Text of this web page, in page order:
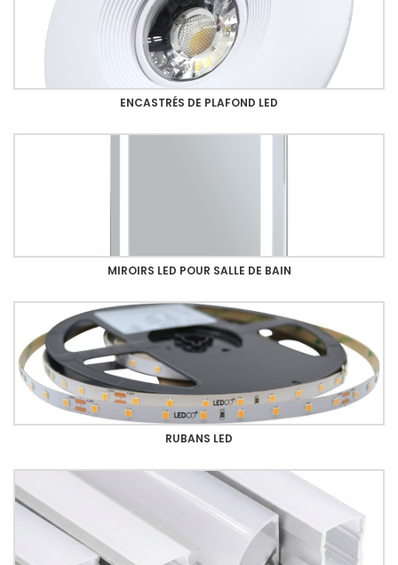
ENCASTRÉS DE PLAFOND LED
MIROIRS LED POUR SALLE DE BAIN
RUBANS LED